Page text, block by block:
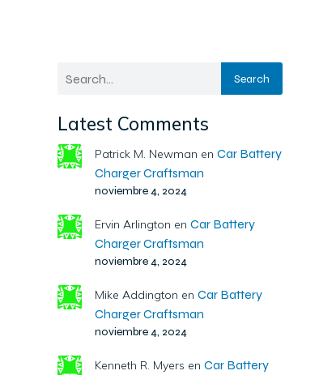
Search
Latest Comments
Patrick M. Newman en Car Battery
Charger Craftsman
noviembre 4, 2024
Ervin Arlington en Car Battery
Charger Craftsman
noviembre 4, 2024
Mike Addington en Car Battery
Charger Craftsman
noviembre 4, 2024
Kenneth R. Myers en Car Battery